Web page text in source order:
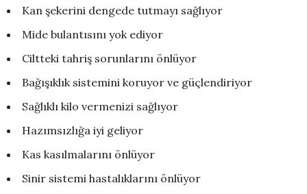
Kan şekerini dengede tutmayı sağlıyor
Mide bulantısını yok ediyor
Ciltteki tahriş sorunlarını önlüyor
Bağışıklık sistemini koruyor ve güçlendiriyor
Sağlıklı kilo vermenizi sağlıyor
Hazımsızlığa iyi geliyor
Kas kasılmalarını önlüyor
Sinir sistemi hastalıklarını önlüyor